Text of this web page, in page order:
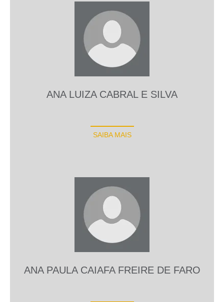
ANA LUIZA CABRAL E SILVA
SAIBA MAIS
ANA PAULA CAIAFA FREIRE DE FARO